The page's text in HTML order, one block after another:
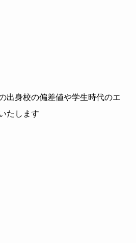
出身校の偏差値や学生時代のエ
たします